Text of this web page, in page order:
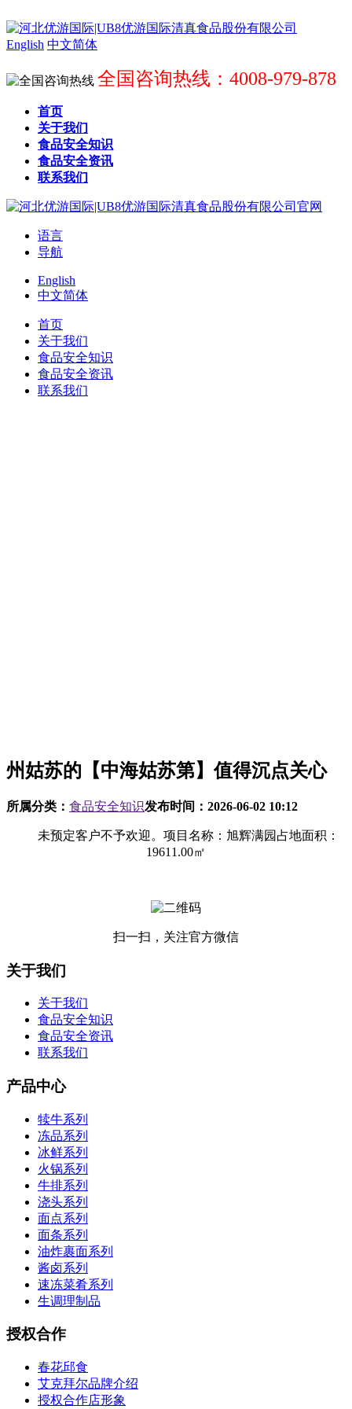
English 中文简体
全国咨询热线：4008-979-878
首页
关于我们
食品安全知识
食品安全资讯
联系我们
语言
导航
English
中文简体
首页
关于我们
食品安全知识
食品安全资讯
联系我们
州姑苏的【中海姑苏第】值得沉点关心
所属分类： 食品安全知识发布时间： 2026-06-02 10:12
未预定客户不予欢迎。项目名称：旭辉满园占地面积：
19611.00㎡
扫一扫，关注官方微信
关于我们
关于我们
食品安全知识
食品安全资讯
联系我们
产品中心
犊牛系列
冻品系列
冰鲜系列
火锅系列
牛排系列
浇头系列
面点系列
面条系列
油炸裹面系列
酱卤系列
速冻菜肴系列
生调理制品
授权合作
春花邱食
艾克拜尔品牌介绍
授权合作店形象